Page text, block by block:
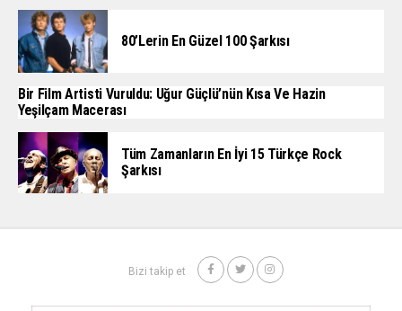
80’lerin En Güzel 100 Şarkısı
Bir Film Artisti Vuruldu: Uğur Güçlü’nün Kısa Ve Hazin
Yeşilçam Macerası
Tüm Zamanların En İyi 15 Türkçe Rock
Şarkısı
Bizi takip et